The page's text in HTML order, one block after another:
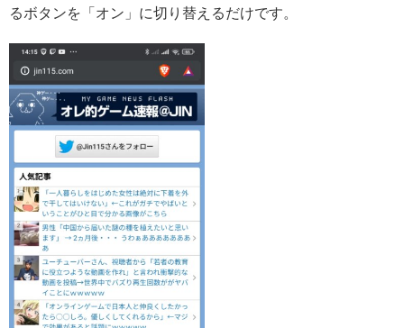
るボタンを「オン」に切り替えるだけです。